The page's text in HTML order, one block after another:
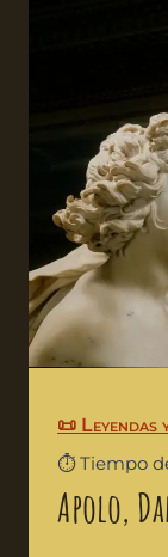
📜 Leyendas
⏱️ Tiempo
Apolo,